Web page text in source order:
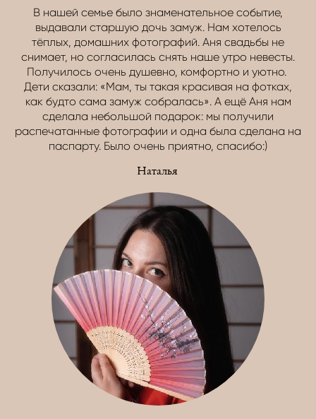
В нашей семье было знаменательное событие,
выдавали старшую дочь замуж. Нам хотелось
тёплых, домашних фотографий. Аня свадьбы не
снимает, но согласилась снять наше утро невесты.
Получилось очень душевно, комфортно и уютно.
Дети сказали: «Мам, ты такая красивая на фотках,
как будто сама замуж собралась». А ещё Аня нам
сделала небольшой подарок: мы получили
распечатанные фотографии и одна была сделана на
паспарту. Было очень приятно, спасибо:)
Наталья